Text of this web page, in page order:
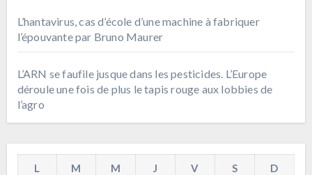
L’hantavirus, cas d’école d’une machine à fabriquer
l’épouvante par Bruno Maurer
L’ARN se faufile jusque dans les pesticides. L’Europe
déroule une fois de plus le tapis rouge aux lobbies de
l’agro
L M M J V S
D